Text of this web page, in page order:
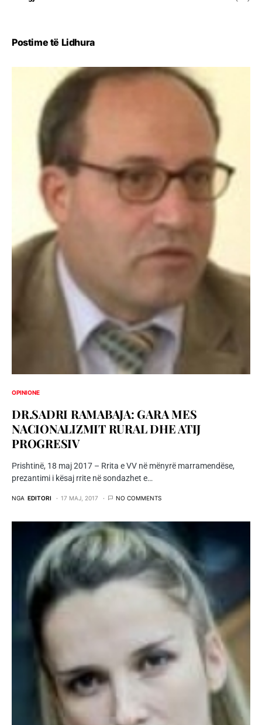
Postime të Lidhura
OPINIONE
DR.SADRI RAMABAJA: GARA MES
NACIONALIZMIT RURAL DHE ATIJ
PROGRESIV
Prishtinë, 18 maj 2017 – Rrita e VV në mënyrë marramendëse,
prezantimi i kësaj rrite në sondazhet e…
NGA EDITORI 17 MAJ, 2017 NO COMMENTS